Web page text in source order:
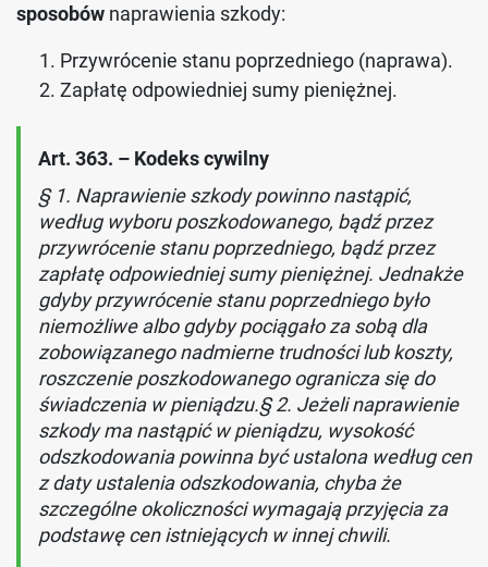
sposobów naprawienia szkody:
Przywrócenie stanu poprzedniego (naprawa).
Zapłatę odpowiedniej sumy pieniężnej.
Art. 363. – Kodeks cywilny
§ 1. Naprawienie szkody powinno nastąpić,
według wyboru poszkodowanego, bądź przez
przywrócenie stanu poprzedniego, bądź przez
zapłatę odpowiedniej sumy pieniężnej. Jednakże
gdyby przywrócenie stanu poprzedniego było
niemożliwe albo gdyby pociągało za sobą dla
zobowiązanego nadmierne trudności lub koszty,
roszczenie poszkodowanego ogranicza się do
świadczenia w pieniądzu.§ 2. Jeżeli naprawienie
szkody ma nastąpić w pieniądzu, wysokość
odszkodowania powinna być ustalona według cen
z daty ustalenia odszkodowania, chyba że
szczególne okoliczności wymagają przyjęcia za
podstawę cen istniejących w innej chwili.